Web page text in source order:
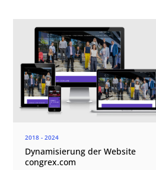
2018 - 2024
Dynamisierung der Website
congrex.com